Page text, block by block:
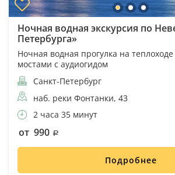
Ночная водная экскурсия по
Петербурга»
Ночная водная прогулка на
мостами с аудиогидом
Санкт-Петербург
наб. реки Фонтанки, 43
2 часа 35 минут
от 990
Подробнее